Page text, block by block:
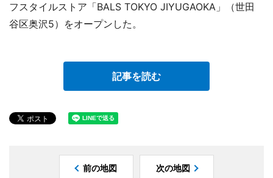
フスタイルストア「BALS TOKYO JIYUGAOKA」（世田
谷区奥沢5）をオープンした。
記事を読む
前の地図 次の地図